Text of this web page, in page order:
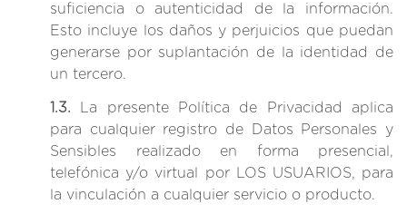
suficiencia o autenticidad de la información.
Esto incluye los daños y perjuicios que puedan
generarse por suplantación de la identidad de
un tercero.
1.3. La presente Política de Privacidad aplica
para cualquier registro de Datos Personales y
Sensibles realizado en forma presencial,
telefónica y/o virtual por LOS USUARIOS, para
la vinculación a cualquier servicio o producto.